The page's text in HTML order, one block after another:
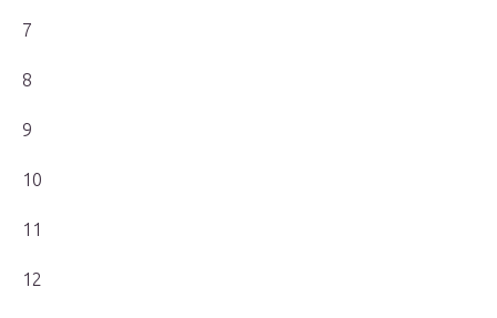
7
8
9
10
11
12